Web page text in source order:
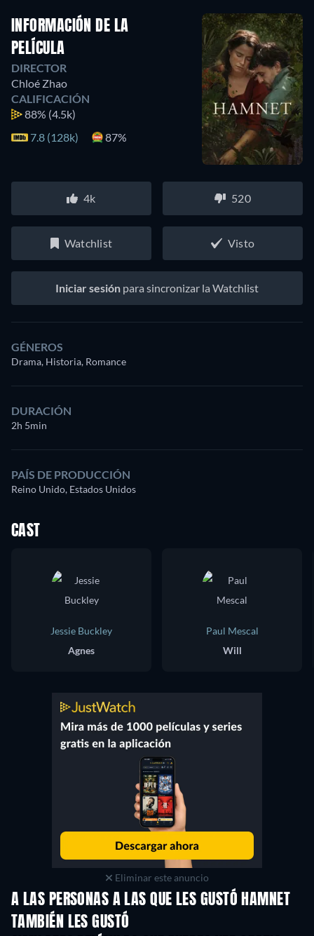
INFORMACIÓN DE LA
PELÍCULA
DIRECTOR
Chloé Zhao
CALIFICACIÓN
88% (4.5k)
7.8 (128k)
87%
4k 520
Watchlist Visto
Iniciar sesión para sincronizar la Watchlist
GÉNEROS
Drama, Historia, Romance
DURACIÓN
2h 5min
PAÍS DE PRODUCCIÓN
Reino Unido, Estados Unidos
CAST
Jessie Buckley
Agnes
Paul Mescal
Will
Eliminar este anuncio
A LAS PERSONAS A LAS QUE LES GUSTÓ HAMNET
TAMBIÉN LES GUSTÓ